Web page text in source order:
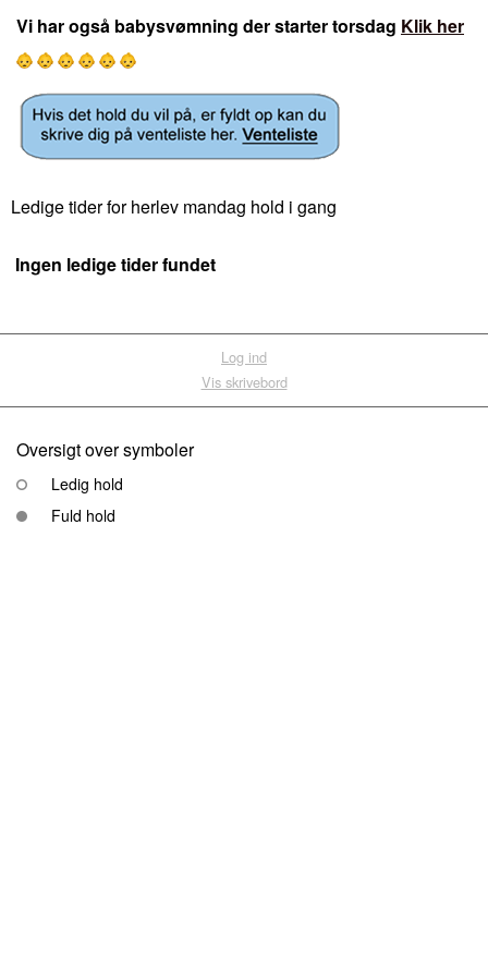
Vi har også babysvømning der starter torsdag Klik her
Ledige tider for herlev mandag hold i gang
Ingen ledige tider fundet
Log ind
Vis skrivebord
Oversigt over symboler
Ledig hold
Fuld hold